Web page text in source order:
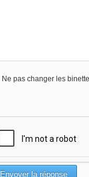
Ne pas changer les